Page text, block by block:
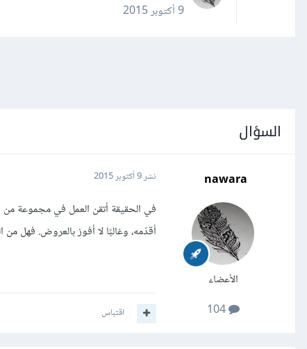
9 أكتوبر 2015
السؤال
nawara
الأعضاء
104
نشر9 أكتوبر 2015
في الحقيقة أتقن العمل في مجموعة من
أقدّمه، وغالبًا لا أفوز بالعروض. فهل
اقتباس